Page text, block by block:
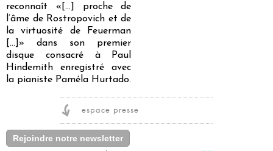
reconnaît «[…] proche de
l’âme de Rostropovich et de
la virtuosité de Feuerman
[…]» dans son premier
disque consacré à Paul
Hindemith enregistré avec
la pianiste Paméla Hurtado.
espace presse
Rejoindre notre newsletter